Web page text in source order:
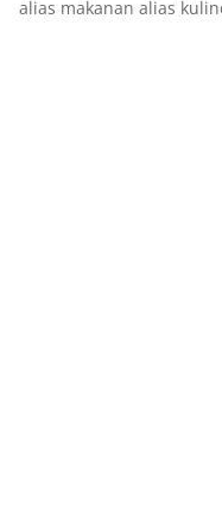
alias makanan alias